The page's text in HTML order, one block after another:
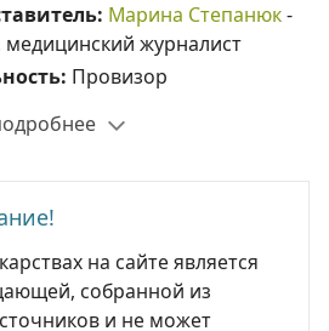
Марина Степанюк-
медицинский журналист
Провизор
на сайте является
собранной из
и не может